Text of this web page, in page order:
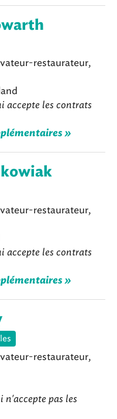
restaurateur,
accepte les contrats
»
restaurateur,
accepte les contrats
»
restaurateur,
n'accepte pas les